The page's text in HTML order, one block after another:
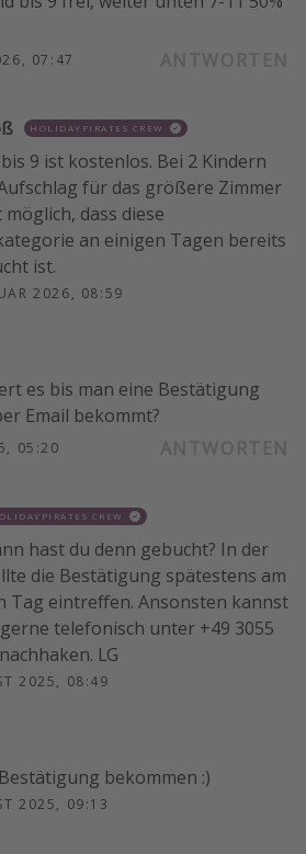
07:47
HOLIDAYPIRATES CREW
9 ist kostenlos. Bei 2 Kindern
für das größere Zimmer
möglich, dass diese
an einigen Tagen bereits
ist.
2026, 08:59
es bis man eine Bestätigung
Email bekommt?
05:20
CREW
hast du denn gebucht? In der
die Bestätigung spätestens am
Tag eintreffen. Ansonsten kannst
telefonisch unter +49 3055
LG
2025, 08:49
bekommen :)
2025, 09:13